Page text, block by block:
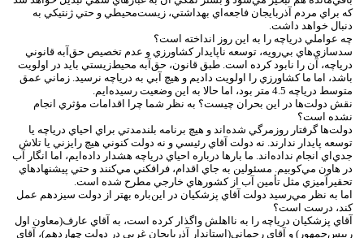
که براي مردم آذربايجان فاجعه‌اي بهداشتي، زيست‌محيطي و حتي ژنتيکي به
دنبال خواهد داشت.
چه عواملي درياچه را به اين روز انداخته است؟
سدسازي‌هاي بي‌رويه، توسعه ناپايدار کشاورزي و عدم تخصيص حق‌آبه قانوني
درياچه، آن را نابود کرده است. طبق قانون، حق‌آبه محيط‌زيستي بايد در اولويت
باشد، اما ما کشاورزي را اولويت داديم و هيچ آبي به درياچه نرسيد. زماني عمق
متوسط درياچه 4.5 متر بود، اما حالا به اين وضعيت رسيده‌ايم.
نقش دولت‌ها در اين بحران چيست؟ به نظر شما چرا اقدامات مؤثري انجام
نشده است؟
دولت‌ها گرفتار روزمرگي شده‌اند و هيچ برنامه بلندمدتي براي احياي درياچه يا
توسعه پايدار ندارند. نه دولت آقاي رئيسي و نه دولت کنوني هيچ رايزني يا تلاش
جدي‌اي انجام نداده‌اند. ما بارها درباره احياي درياچه هشدار داده‌ايم، اما انگار آب
در هاون مي‌کوبيم. مسئولين به جاي اقدام، فرافکني مي‌کنند و حتي پيشنهادهاي
تحقيرآميزي مثل تأمين آب از کشورهاي خارجي مطرح شده است.
اما به نظر مي‌رسيد دولت آقاي پزشکيان در اين‌باره بهتر از دولت سيزدهم عمل
کند، درست است؟
آقاي پزشکيان درياچه را به نااهلش واگذار کرده است، به آقاي عارف(معاون اول
رييس‌جمهور) و آقاي رحماني(استاندار آذربايجان غربي در دولت چهاردهم)،‌ آقاي